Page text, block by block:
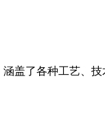
盖了各种工艺、